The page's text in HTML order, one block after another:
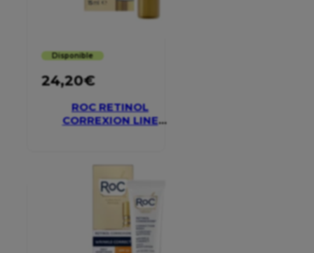
Disponible
24,20€
ROC RETINOL
CORREXION LINE